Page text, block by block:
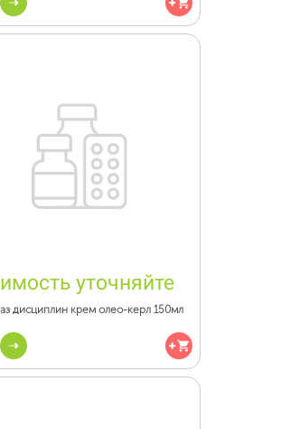
уточняйте
дисциплин крем олео-керл 150мл